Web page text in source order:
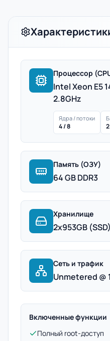
Процессор
Intel Xeon E5
2.8GHz
Ядра / потоки
4 / 8
Память (ОЗУ)
64 GB DDR3
Хранилище
2x953GB (SSD)
Сеть и трафик
Unmetered @
Включенные функции
Полный root-доступ